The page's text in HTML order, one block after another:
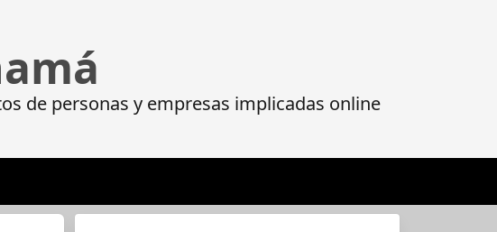
de personas y empresas implicadas online